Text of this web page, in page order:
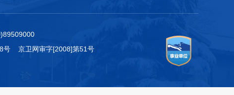
京卫网审字[2008]第51号